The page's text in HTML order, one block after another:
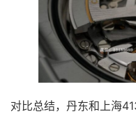
对比总结，丹东和上海